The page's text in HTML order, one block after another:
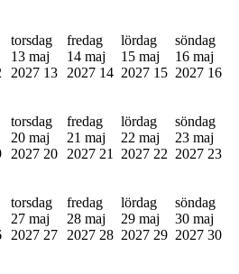
torsdag
13 maj
2027 13
fredag
14 maj
2027 14
lördag
15 maj
2027 15
söndag
16 maj
2027 16
torsdag
20 maj
2027 20
fredag
21 maj
2027 21
lördag
22 maj
2027 22
söndag
23 maj
2027 23
torsdag
27 maj
2027 27
fredag
28 maj
2027 28
lördag
29 maj
2027 29
söndag
30 maj
2027 30